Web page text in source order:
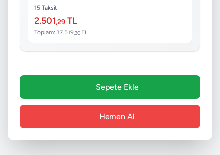
15 Taksit
2.501,29 TL
Toplam: 37.519 ,30 TL
Sepete Ekle
Hemen Al